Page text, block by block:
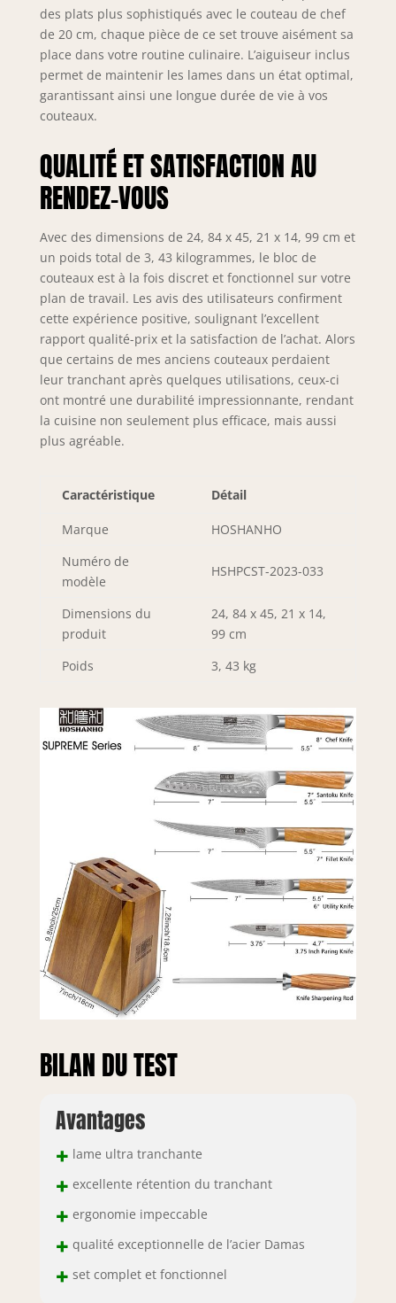
affûtage à la main
en utilisant la
puissance d'une
pierre à aiguiser et
la flexibilité de
l'eau, du sable et
avec un tranchant
supérieur de 15°
garantit une coupe
précise.
【Conception
Unique de Motif de
Vagues 】Les
vagues en cours
d'exécution
apportent toujours
aux gens une
sensation de
détente et de
SUPREME sont
de motif de
vagues unique
lui confère une
beauté artistique.
choix pour notre
Bois Confortable】
Le manche de
l'ensemble de
couteaux de
cuisine adopte du
naturel qui est
beaucoup plus
solide. Avec une
conception de
poignée
ergonomique, il
stabilité et un
équilibre optimaux
des plats plus sophistiqués avec le couteau de chef
de 20 cm, chaque pièce de ce set trouve aisément sa
place dans votre routine culinaire. L’aiguiseur inclus
permet de maintenir les lames dans un état optimal,
garantissant ainsi une longue durée de vie à vos
couteaux.
QUALITÉ ET SATISFACTION AU
RENDEZ-VOUS
Avec des dimensions de 24, 84 x 45, 21 x 14, 99 cm et
un poids total de 3, 43 kilogrammes, le bloc de
couteaux est à la fois discret et fonctionnel sur votre
plan de travail. Les avis des utilisateurs confirment
cette expérience positive, soulignant l’excellent
rapport qualité-prix et la satisfaction de l’achat. Alors
que certains de mes anciens couteaux perdaient
leur tranchant après quelques utilisations, ceux-ci
ont montré une durabilité impressionnante, rendant
la cuisine non seulement plus efficace, mais aussi
plus agréable.
Caractéristique Détail
Marque
HOSHANHO
Numéro de
modèle
HSHPCST-2023-033
Dimensions du
produit
24, 84 x 45, 21 x 14,
99 cm
Poids
3, 43 kg
BILAN DU TEST
Avantages
+ lame ultra tranchante
+ excellente rétention du tranchant
+ ergonomie impeccable
+ qualité exceptionnelle de l’acier Damas
+ set complet et fonctionnel